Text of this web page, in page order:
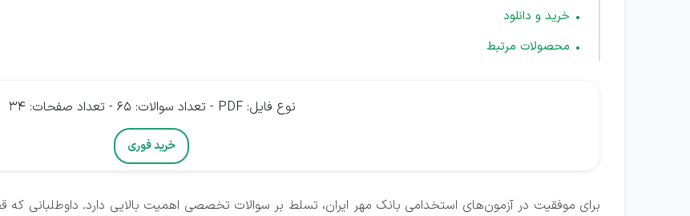
خرید و دانلود
محصولات مرتبط
نوع فایل: PDF - تعداد سوالات: 65 - تعداد صفحات: 34
خرید فوری
برای موفقیت در آزمون‌های استخدامی بانک‌ مهر ایران، تسلط بر سوالات تخصصی اهمیت بالایی دارد. داوطلبانی که